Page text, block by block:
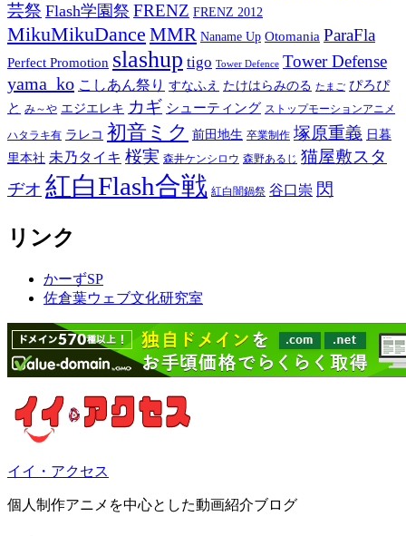
芸祭 Flash学園祭 FRENZ FRENZ 2012
MikuMikuDance MMR Naname Up Otomania ParaFla
Perfect Promotion slashup tigo Tower Defence Tower Defense
yama_ko こしあん祭り すなふえ たけはらみのる たまご ぴろぴ
と み～や エジエレキ カギ シューティング ストップモーションアニメ
ハタラキ有 ラレコ 初音ミク 前田地生 卒業制作 塚原重義 日暮
里本社 未乃タイキ 桜実 森井ケンシロウ 森野あるじ 猫屋敷スタ
ヂオ 紅白Flash合戦 紅白闇鍋祭 谷口崇 閃
リンク
かーずSP
佐倉葉ウェブ文化研究室
イイ・アクセス
個人制作アニメを中心とした動画紹介ブログ